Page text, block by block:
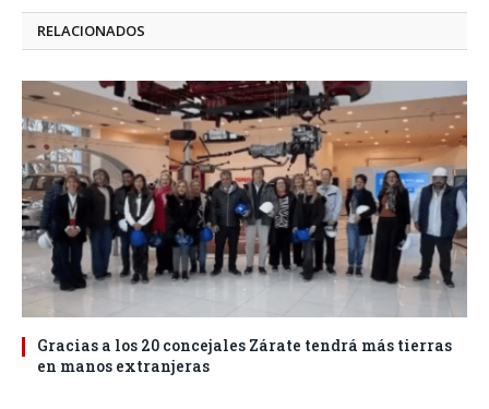
RELACIONADOS
Gracias a los 20 concejales Zárate tendrá más tierras
en manos extranjeras